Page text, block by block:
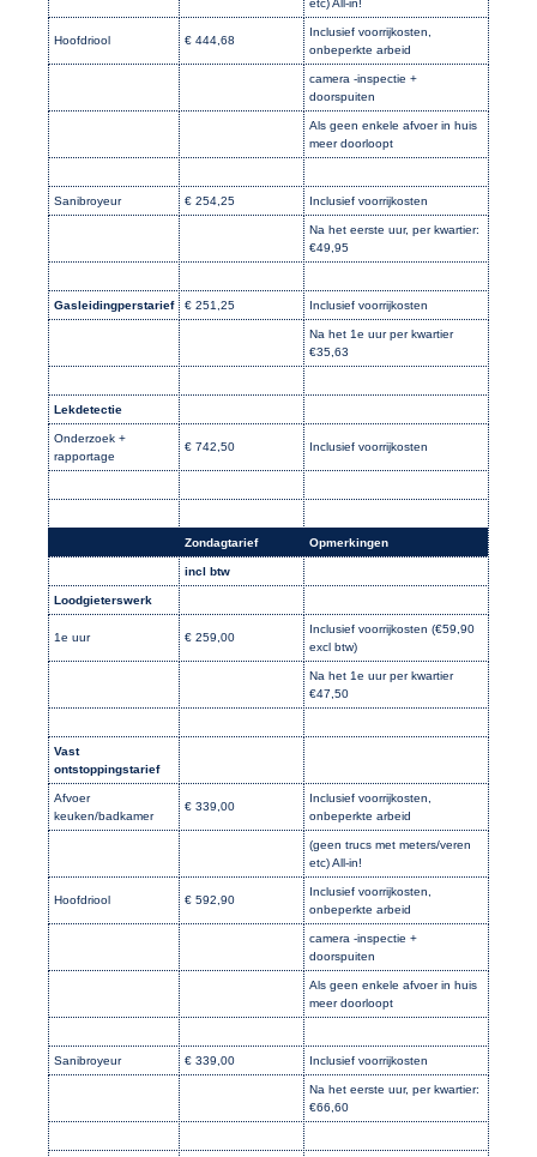
etc) All-in!
Hoofdriool € 444,68
Inclusief voorrijkosten,
onbeperkte arbeid
camera -inspectie +
doorspuiten
Als geen enkele afvoer in huis
meer doorloopt
Sanibroyeur € 254,25 Inclusief voorrijkosten
Na het eerste uur, per kwartier:
€49,95
Gasleidingperstarief € 251,25 Inclusief voorrijkosten
Na het 1e uur per kwartier
€35,63
Lekdetectie
Onderzoek +
rapportage
€ 742,50 Inclusief voorrijkosten
Zondagtarief Opmerkingen
incl btw
Loodgieterswerk
1e uur € 259,00
Inclusief voorrijkosten (€59,90
excl btw)
Na het 1e uur per kwartier
€47,50
Vast
ontstoppingstarief
Afvoer
keuken/badkamer
€ 339,00
Inclusief voorrijkosten,
onbeperkte arbeid
(geen trucs met meters/veren
etc) All-in!
Hoofdriool € 592,90
Inclusief voorrijkosten,
onbeperkte arbeid
camera -inspectie +
doorspuiten
Als geen enkele afvoer in huis
meer doorloopt
Sanibroyeur € 339,00 Inclusief voorrijkosten
Na het eerste uur, per kwartier:
€66,60